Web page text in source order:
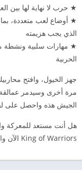
★ حرب لا نهاية لها بين
★ أوضاع لعب متعددة، بما
الذي يجب هزيمته
★ مهارات سلبية ونشطة
الحربية
جهز الخيول، وافتح
مرة أخرى وسيدمر
الجيش هذه واحصل على
هل أنت مستعد للمعركة
King of Warriors الآن وانطلق في رحلة مثيرة لتكون أعظم المحاربين!